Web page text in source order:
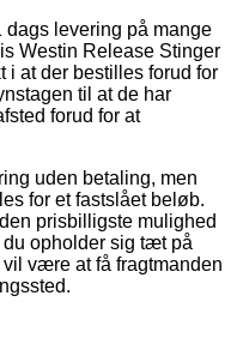
dags levering på mange
Westin Release Stinger
i at der bestilles forud for
til at de har
forud for at
uden betaling, men
for et fastslået beløb.
prisbilligste mulighed
opholder sig tæt på
være at få fragtmanden